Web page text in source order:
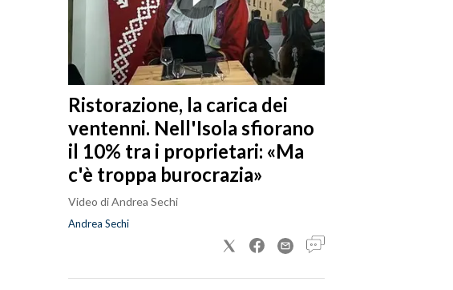
Ristorazione, la carica dei
ventenni. Nell'Isola sfiorano
il 10% tra i proprietari: «Ma
c'è troppa burocrazia»
Video di Andrea Sechi
Andrea Sechi